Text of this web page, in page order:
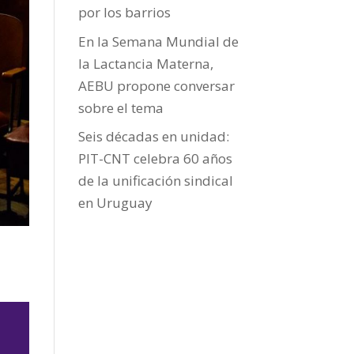
por los barrios
En la Semana Mundial de
la Lactancia Materna,
AEBU propone conversar
sobre el tema
Seis décadas en unidad:
PIT-CNT celebra 60 años
de la unificación sindical
en Uruguay